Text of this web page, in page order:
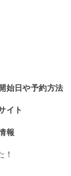
始日や予約方法
イト
報
！